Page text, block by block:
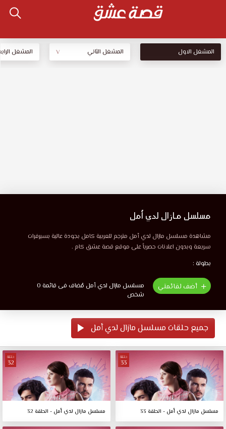
المشغل الاول المشغل الثاني V المشغل
مسلسل مازال لدي أمل
مشاهدة مسلسل مازال لدي أمل مترجم للعربية كامل بجودة عالية بسيرفرات
سريعة وبدون اعلانات حصرياً على موقع قصة عشق كام .
بطولة :
أضف لقائمتي
مسلسل مازال لدي أمل مُضاف فى قائمة 0
شخص
جميع حلقات مسلسل مازال لدي أمل
حلقة
33
مسلسل مازال لدي أمل - الحلقة 33
حلقة
32
مسلسل مازال لدي أمل - الحلقة 32